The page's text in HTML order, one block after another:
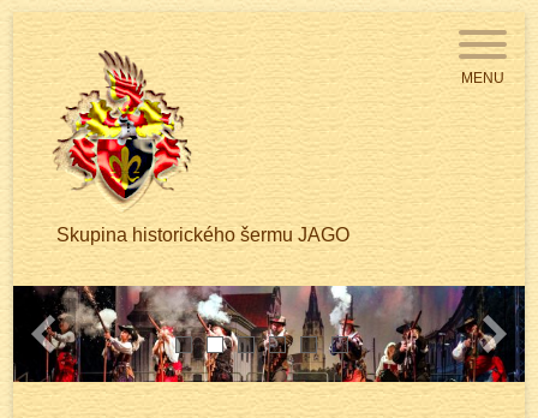
Skupina historického šermu JAGO
MENU
Previous Next
1 3 4 6